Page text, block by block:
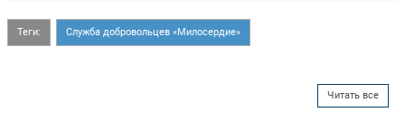
Теги: Служба добровольцев «Милосердие»
Читать все